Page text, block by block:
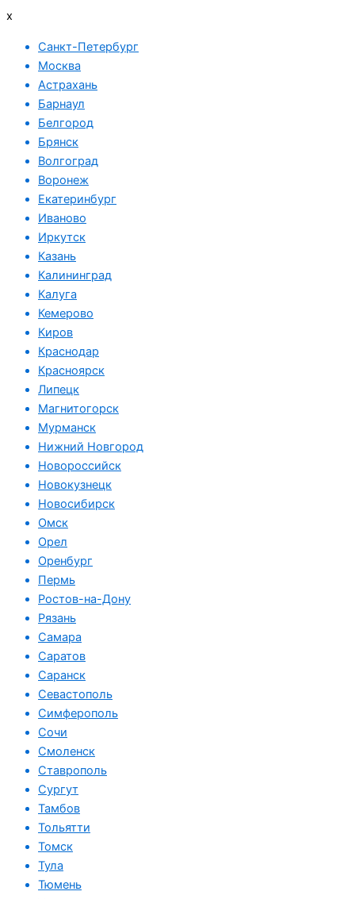
x
Санкт-Петербург
Москва
Астрахань
Барнаул
Белгород
Брянск
Волгоград
Воронеж
Екатеринбург
Иваново
Иркутск
Казань
Калининград
Калуга
Кемерово
Киров
Краснодар
Красноярск
Липецк
Магнитогорск
Мурманск
Нижний Новгород
Новороссийск
Новокузнецк
Новосибирск
Омск
Орел
Оренбург
Пермь
Ростов-на-Дону
Рязань
Самара
Саратов
Саранск
Севастополь
Симферополь
Сочи
Смоленск
Ставрополь
Сургут
Тамбов
Тольятти
Томск
Тула
Тюмень